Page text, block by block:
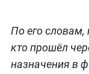
По его словам,
кто прошёл
назначения в